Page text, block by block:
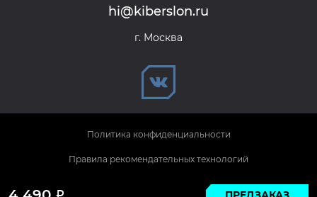
Р
hi@kiberslon.ru
г. Москва
© 2026 KIBERSLON. Все права защищены.
Политика конфиденциальности
Правила рекомендательных технологий